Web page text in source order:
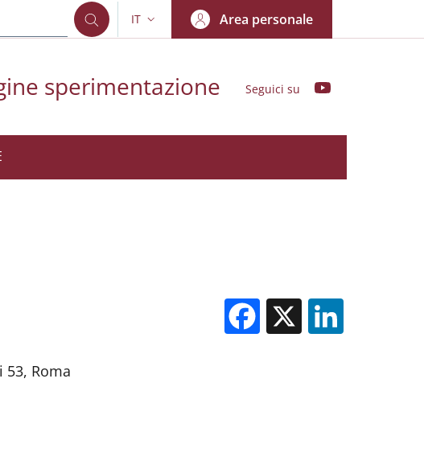
SELETTORE LINGUA: CURRENT LANGUAGE
IT Area personale
sperimentazione Seguici su
Facebook
X
53, Roma